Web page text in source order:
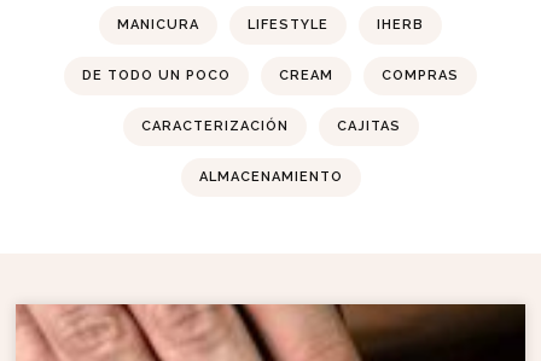
MANICURA LIFESTYLE IHERB
DE TODO UN POCO CREAM COMPRAS
CARACTERIZACIÓN CAJITAS
ALMACENAMIENTO